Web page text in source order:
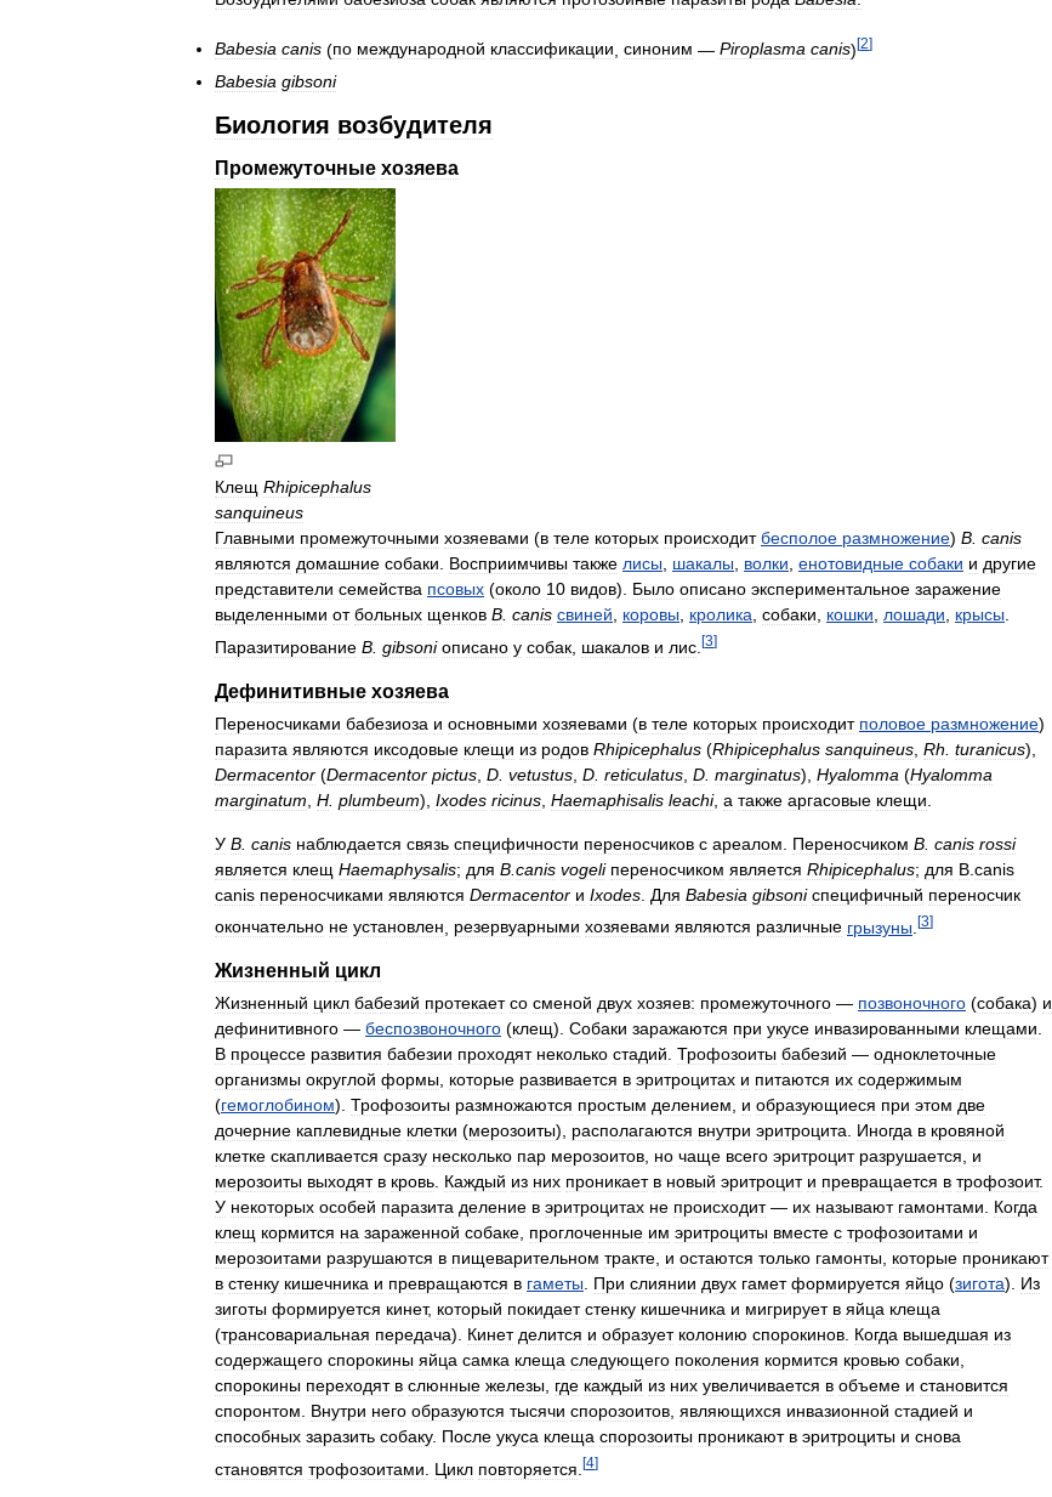
Babesia canis (по международной классификации синоним — Piroplasma canis)[2]
Babesia gibsoni
Биология возбудителя
Промежуточные хозяева
Клещ Rhipicephalus
sanquineus
Главными промежуточными хозяевами (в теле которых происходит бесполое размножение) B canis
являются домашние собаки Восприимчивы также лисы шакалы волки енотовидные собаки и другие
представители семейства псовых (около 10 видов). Было описано экспериментальное заражение
выделенными от больных щенков B canis свиней коровы кролика собаки кошки лошади крысы
Паразитирование B gibsoni описано у собак шакалов и лис [3]
Дефинитивные хозяева
Переносчиками бабезиоза и основными хозяевами (в теле которых происходит половое размножение)
паразита являются иксодовые клещи из родов Rhipicephalus (Rhipicephalus sanquineus Rh turanicus),
Dermacentor (Dermacentor pictus D vetustus D reticulatus D marginatus), Hyalomma (Hyalomma
marginatum H plumbeum), Ixodes ricinus Haemaphisalis leachi, а также аргасовые клещи
У B canis наблюдается связь специфичности переносчиков с ареалом Переносчиком B canis rossi
является клещ Haemaphysalis; для B canis vogeli переносчиком является Rhipicephalus; для B canis
canis переносчиками являются Dermacentor и Ixodes Для Babesia gibsoni специфичный переносчик
окончательно не установлен резервуарными хозяевами являются различные грызуны [3]
Жизненный цикл
Жизненный цикл бабезий протекает со сменой двух хозяев: промежуточного — позвоночного (собака) и
дефинитивного — беспозвоночного (клещ). Собаки заражаются при укусе инвазированными клещами
В процессе развития бабезии проходят неколько стадий Трофозоиты бабезий — одноклеточные
организмы округлой формы которые развивается в эритроцитах и питаются их содержимым
(гемоглобином). Трофозоиты размножаются простым делением и образующиеся при этом две
дочерние каплевидные клетки (мерозоиты), располагаются внутри эритроцита Иногда в кровяной
клетке скапливается сразу несколько пар мерозоитов но чаще всего эритроцит разрушается
и
мерозоиты выходят в кровь Каждый из них проникает в новый эритроцит и превращается в трофозоит.
У некоторых особей паразита деление в эритроцитах не происходит— их называют гамонтами
Когда
клещ кормится на зараженной собаке проглоченные им эритроциты вместе с трофозоитами и
мерозоитами разрушаются в пищеварительном тракте и остаются только гамонты которые проникают
в стенку кишечника и превращаются в гаметы При слиянии двух гамет формируется яйцо (зигота). Из
зиготы формируется кинет, который покидает стенку кишечника и мигрирует в яйца клеща
(трансовариальная передача). Кинет делится и образует колонию спорокинов Когда вышедшая из
содержащего спорокины яйца самка клеща следующего поколения кормится кровью собаки
спорокины переходят в слюнные железы где каждый из них увеличивается в объеме и становится
споронтом
Внутри него образуются тысячи спорозоитов являющихся инвазионной стадией и
способных заразить собаку. После укуса клеща спорозоиты проникают в эритроциты и снова
становятся трофозоитами Цикл повторяется [4]